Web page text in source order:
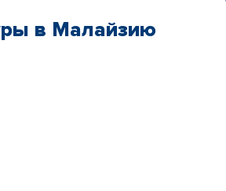
в Малайзию